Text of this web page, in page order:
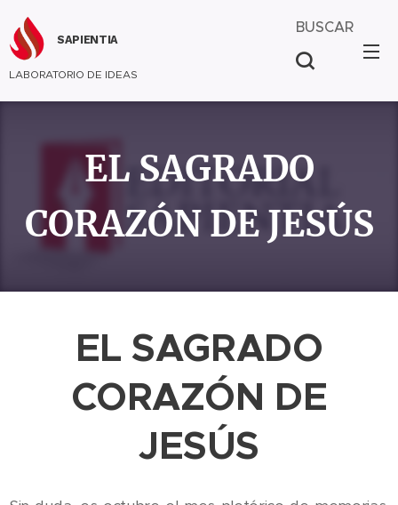
SAPIENTIA
LABORATORIO DE IDEAS
BUSCAR
EL SAGRADO
CORAZÓN DE JESÚS
EL SAGRADO
CORAZÓN DE
JESÚS